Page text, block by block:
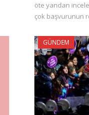
öte yandan
çok başvurunun
GÜNDEM